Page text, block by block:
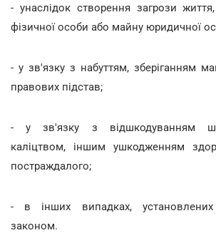
- унаслідок створення загрози
фізичної особи або майну юридичної
- у зв'язку з набуттям, зберіганням
правових підстав;
- у зв'язку з відшкодуванням
каліцтвом, іншим ушкодженням
постраждалого;
- в інших випадках,
законом.